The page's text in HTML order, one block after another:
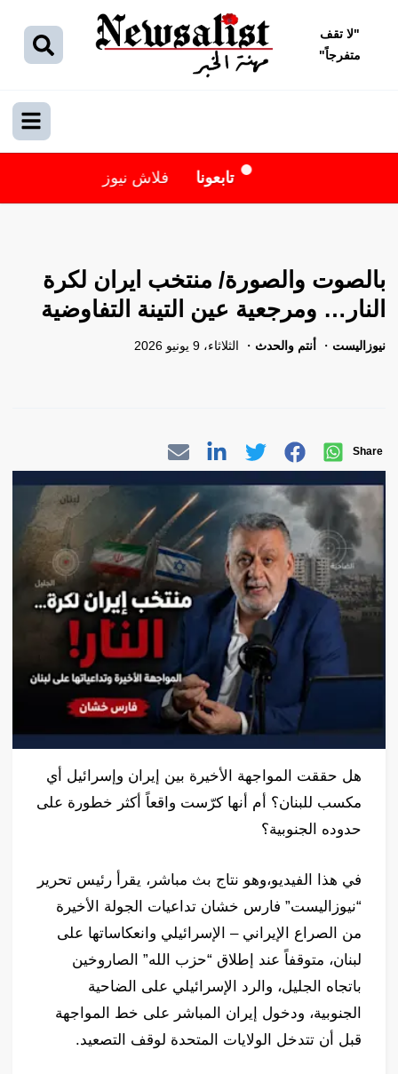
"لا تقف
متفرجاً"
تابعونا فلاش نيوز
بالصوت والصورة/ منتخب ايران لكرة
النار… ومرجعية عين التينة التفاوضية
نيوزاليست أنتم والحدث الثلاثاء، 9 يونيو 2026
Share
هل حققت المواجهة الأخيرة بين إيران وإسرائيل أي
مكسب للبنان؟ أم أنها كرّست واقعاً أكثر خطورة على
حدوده الجنوبية؟
في هذا الفيديو،وهو نتاج بث مباشر، يقرأ رئيس تحرير
“نيوزاليست” فارس خشان تداعيات الجولة الأخيرة
من الصراع الإيراني – الإسرائيلي وانعكاساتها على
لبنان، متوقفاً عند إطلاق “حزب الله” الصاروخين
باتجاه الجليل، والرد الإسرائيلي على الضاحية
الجنوبية، ودخول إيران المباشر على خط المواجهة
قبل أن تتدخل الولايات المتحدة لوقف التصعيد.